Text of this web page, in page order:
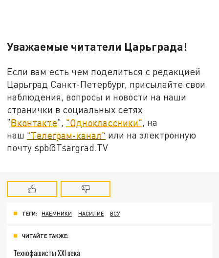
Уважаемые читатели Царьграда!
Если вам есть чем поделиться с редакцией
Царьград Санкт-Петербург, присылайте свои
наблюдения, вопросы и новости на наши
странички в социальных сетях
"Вконтакте", "Одноклассники", на
наш "Телеграм-канал" или на электронную
почту spb@Tsargrad.TV
ТЕГИ: НАЕМНИКИ НАСИЛИЕ ВСУ
ЧИТАЙТЕ ТАКЖЕ:
Технофашисты XXI века